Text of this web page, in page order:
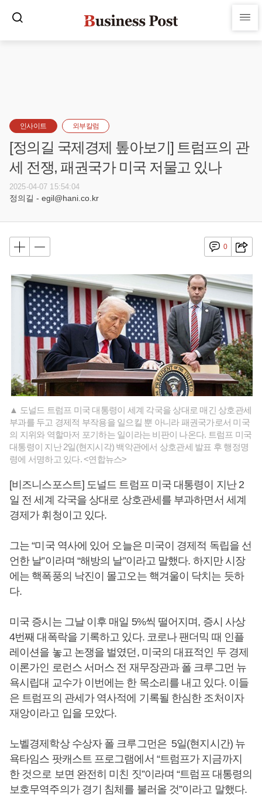
인사이트 외부칼럼
[정의길 국제경제 톺아보기] 트럼프의 관
세 전쟁, 패권국가 미국 저물고 있나
2025-04-07 15:54:04
정의길 - egil@hani.co.kr
0
▲ 도널드 트럼프 미국 대통령이 세계 각국을 상대로 매긴 상호관세
부과를 두고 경제적 부작용을 일으킬 뿐 아니라 패권국가로서 미국
의 지위와 역할마저 포기하는 일이라는 비판이 나온다. 트럼프 미국
대통령이 지난 2일(현지시각) 백악관에서 상호관세 발표 후 행정명
령에 서명하고 있다. <연합뉴스>
[비즈니스포스트] 도널드 트럼프 미국 대통령이 지난 2
일 전 세계 각국을 상대로 상호관세를 부과하면서 세계
경제가 휘청이고 있다.
그는 “미국 역사에 있어 오늘은 미국이 경제적 독립을 선
언한 날”이라며 “해방의 날”이라고 말했다. 하지만 시장
에는 핵폭풍의 낙진이 몰고오는 핵겨울이 닥치는 듯하
다.
미국 증시는 그날 이후 매일 5%씩 떨어지며, 증시 사상
4번째 대폭락을 기록하고 있다. 코로나 팬더믹 때 인플
레이션을 놓고 논쟁을 벌였던, 미국의 대표적인 두 경제
이론가인 로런스 서머스 전 재무장관과 폴 크루그먼 뉴
욕시립대 교수가 이번에는 한 목소리를 내고 있다. 이들
은 트럼프의 관세가 역사적에 기록될 한심한 조처이자
재앙이라고 입을 모았다.
노벨경제학상 수상자 폴 크루그먼은 5일(현지시간) 뉴
욕타임스 팟캐스트 프로그램에서 “트럼프가 지금까지
한 것으로 보면 완전히 미친 짓”이라며 “트럼프 대통령의
보호무역주의가 경기 침체를 불러올 것”이라고 말했다.